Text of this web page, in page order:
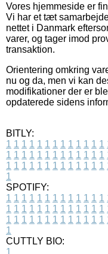
Vores hjemmeside er
Vi har et tæt
nettet i Danmark
varer, og tager imod
transaktion.
Orientering omkring
nu og da, men vi kan
modifikationer der er
opdaterede sidens
BITLY:
1 1 1 1 1 1 1 1 1 1 1 1 1
1 1 1 1 1 1 1 1 1 1 1 1 1
1 1 1 1 1 1 1 1 1 1 1 1 1
1
SPOTIFY:
1 1 1 1 1 1 1 1 1 1 1 1 1
1 1 1 1 1 1 1 1 1 1 1 1 1
1 1 1 1 1 1 1 1 1 1 1 1 1
1
CUTTLY BIO:
1